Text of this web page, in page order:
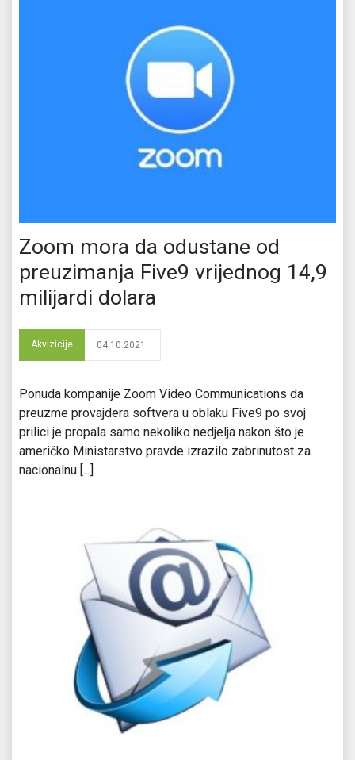
Zoom mora da odustane od
preuzimanja Five9 vrijednog 14,9
milijardi dolara
Akvizicije 04.10.2021.
Ponuda kompanije Zoom Video Communications da
preuzme provajdera softvera u oblaku Five9 po svoj
prilici je propala samo nekoliko nedjelja nakon što je
američko Ministarstvo pravde izrazilo zabrinutost za
nacionalnu [...]